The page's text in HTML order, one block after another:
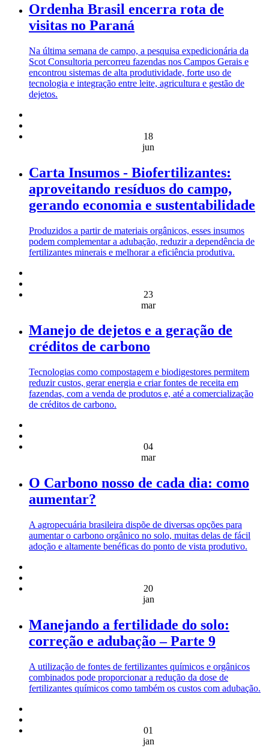
Ordenha Brasil encerra rota de
visitas no Paraná
Na última semana de campo, a pesquisa expedicionária da
Scot Consultoria percorreu fazendas nos Campos Gerais e
encontrou sistemas de alta produtividade, forte uso de
tecnologia e integração entre leite, agricultura e gestão de
dejetos.
18
jun
Carta Insumos - Biofertilizantes:
aproveitando resíduos do campo,
gerando economia e sustentabilidade
Produzidos a partir de materiais orgânicos, esses insumos
podem complementar a adubação, reduzir a dependência de
fertilizantes minerais e melhorar a eficiência produtiva.
23
mar
Manejo de dejetos e a geração de
créditos de carbono
Tecnologias como compostagem e biodigestores permitem
reduzir custos, gerar energia e criar fontes de receita em
fazendas, com a venda de produtos e, até a comercialização
de créditos de carbono.
04
mar
O Carbono nosso de cada dia: como
aumentar?
A agropecuária brasileira dispõe de diversas opções para
aumentar o carbono orgânico no solo, muitas delas de fácil
adoção e altamente benéficas do ponto de vista produtivo.
20
jan
Manejando a fertilidade do solo:
correção e adubação – Parte 9
A utilização de fontes de fertilizantes químicos e orgânicos
combinados pode proporcionar a redução da dose de
fertilizantes químicos como também os custos com adubação.
01
jan